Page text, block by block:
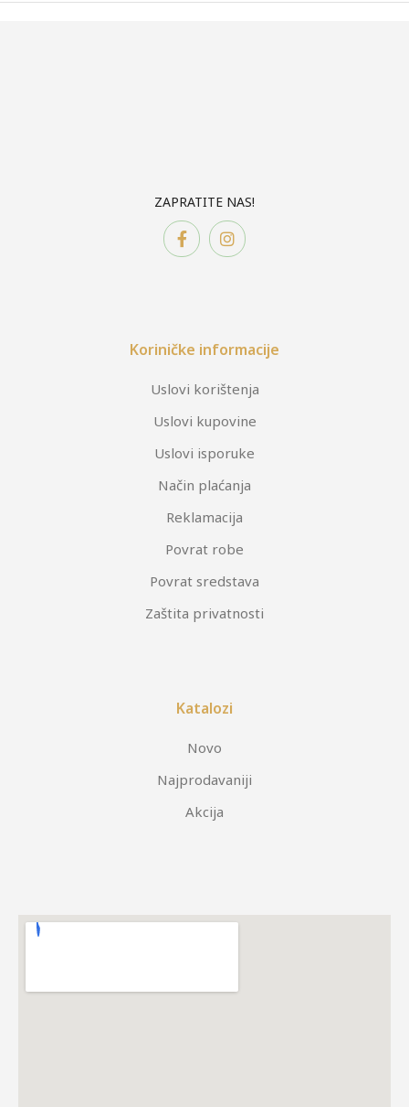
ZAPRATITE NAS!
Koriničke informacije
Uslovi korištenja
Uslovi kupovine
Uslovi isporuke
Način plaćanja
Reklamacija
Povrat robe
Povrat sredstava
Zaštita privatnosti
Katalozi
Novo
Najprodavaniji
Akcija